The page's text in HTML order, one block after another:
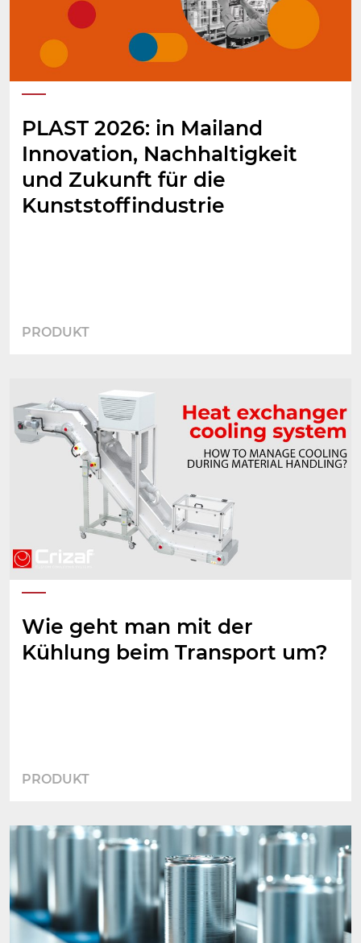
PLAST 2026: in Mailand
Innovation, Nachhaltigkeit
und Zukunft für die
Kunststoffindustrie
PRODUKT
Wie geht man mit der
Kühlung beim Transport um?
PRODUKT